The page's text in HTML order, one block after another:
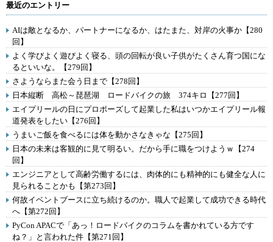
最近のエントリー
AIは敵となるか、パートナーになるか、はたまた、対岸の火事か【280
回】
よく学びよく遊びよく寝る、頭の回転が良い子供がたくさん育つ国にな
るといいな。【279回】
さようならまた会う日まで【278回】
日本縦断 高松～琵琶湖 ロードバイクの旅 374キロ【277回】
エイプリールの日にプロポーズして起業した私はいつかエイプリール報
道発表をしたい【276回】
うまいご飯を食べるには体を動かさなきゃな【275回】
日本の未来は客観的に見て明るい。だから手に職をつけようｗ【274
回】
エンジニアとして高齢労働するには、肉体的にも精神的にも健全な人に
見られることかも【第273回】
何故イベントブースに立ち続けるのか。職人で起業して成功できる時代
へ【第272回】
PyCon APACで「あっ！ロードバイクのコラムを書かれている方です
ね？」と言われた件【第271回】